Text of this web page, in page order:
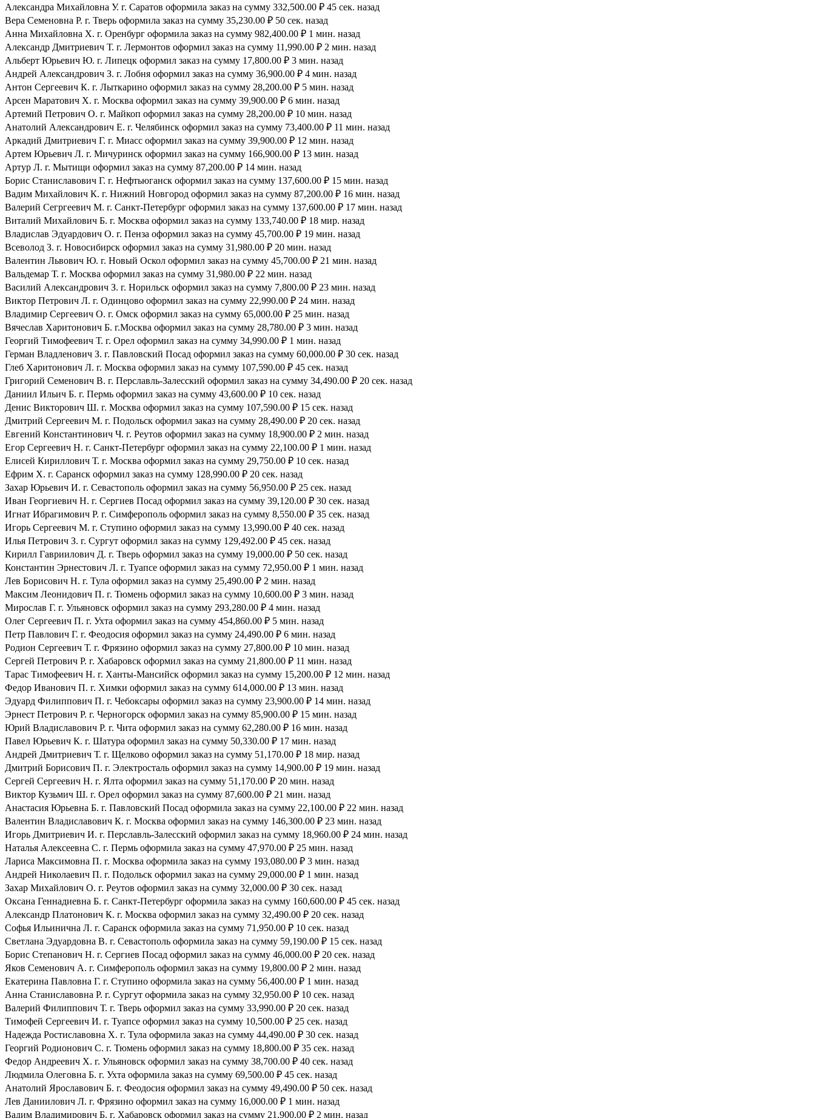
Александра Михайловна У. г. Саратов оформила заказ на сумму 332,500.00 ₽ 45 сек. назад
Вера Семеновна Р. г. Тверь оформила заказ на сумму 35,230.00 ₽ 50 сек. назад
Анна Михайловна Х. г. Оренбург оформила заказ на сумму 982,400.00 ₽ 1 мин. назад
Александр Дмитриевич Т. г. Лермонтов оформил заказ на сумму 11,990.00 ₽ 2 мин. назад
Альберт Юрьевич Ю. г. Липецк оформил заказ на сумму 17,800.00 ₽ 3 мин. назад
Андрей Александрович З. г. Лобня оформил заказ на сумму 36,900.00 ₽ 4 мин. назад
Антон Сергеевич К. г. Лыткарино оформил заказ на сумму 28,200.00 ₽ 5 мин. назад
Арсен Маратович Х. г. Москва оформил заказ на сумму 39,900.00 ₽ 6 мин. назад
Артемий Петрович О. г. Майкоп оформил заказ на сумму 28,200.00 ₽ 10 мин. назад
Анатолий Александрович Е. г. Челябинск оформил заказ на сумму 73,400.00 ₽ 11 мин. назад
Аркадий Дмитриевич Г. г. Миасс оформил заказ на сумму 39,900.00 ₽ 12 мин. назад
Артем Юрьевич Л. г. Мичуринск оформил заказ на сумму 166,900.00 ₽ 13 мин. назад
Артур Л. г. Мытищи оформил заказ на сумму 87,200.00 ₽ 14 мин. назад
Борис Станиславович Г. г. Нефтьюганск оформил заказ на сумму 137,600.00 ₽ 15 мин. назад
Вадим Михайлович К. г. Нижний Новгород оформил заказ на сумму 87,200.00 ₽ 16 мин. назад
Валерий Сегргеевич М. г. Санкт-Петербург оформил заказ на сумму 137,600.00 ₽ 17 мин. назад
Виталий Михайлович Б. г. Москва оформил заказ на сумму 133,740.00 ₽ 18 мир. назад
Владислав Эдуардович О. г. Пенза оформил заказ на сумму 45,700.00 ₽ 19 мин. назад
Всеволод З. г. Новосибирск оформил заказ на сумму 31,980.00 ₽ 20 мин. назад
Валентин Львович Ю. г. Новый Оскол оформил заказ на сумму 45,700.00 ₽ 21 мин. назад
Вальдемар Т. г. Москва оформил заказ на сумму 31,980.00 ₽ 22 мин. назад
Василий Александрович З. г. Норильск оформил заказ на сумму 7,800.00 ₽ 23 мин. назад
Виктор Петрович Л. г. Одинцово оформил заказ на сумму 22,990.00 ₽ 24 мин. назад
Владимир Сергеевич О. г. Омск оформил заказ на сумму 65,000.00 ₽ 25 мин. назад
Вячеслав Харитонович Б. г.Москва оформил заказ на сумму 28,780.00 ₽ 3 мин. назад
Георгий Тимофеевич Т. г. Орел оформил заказ на сумму 34,990.00 ₽ 1 мин. назад
Герман Владленович З. г. Павловский Посад оформил заказ на сумму 60,000.00 ₽ 30 сек. назад
Глеб Харитонович Л. г. Москва оформил заказ на сумму 107,590.00 ₽ 45 сек. назад
Григорий Семенович В. г. Перславль-Залесский оформил заказ на сумму 34,490.00 ₽ 20 сек. назад
Даниил Ильич Б. г. Пермь оформил заказ на сумму 43,600.00 ₽ 10 сек. назад
Денис Викторович Ш. г. Москва оформил заказ на сумму 107,590.00 ₽ 15 сек. назад
Дмитрий Сергеевич М. г. Подольск оформил заказ на сумму 28,490.00 ₽ 20 сек. назад
Евгений Константинович Ч. г. Реутов оформил заказ на сумму 18,900.00 ₽ 2 мин. назад
Егор Сергеевич Н. г. Санкт-Петербург оформил заказ на сумму 22,100.00 ₽ 1 мин. назад
Елисей Кириллович Т. г. Москва оформил заказ на сумму 29,750.00 ₽ 10 сек. назад
Ефрим Х. г. Саранск оформил заказ на сумму 128,990.00 ₽ 20 сек. назад
Захар Юрьевич И. г. Севастополь оформил заказ на сумму 56,950.00 ₽ 25 сек. назад
Иван Георгиевич Н. г. Сергиев Посад оформил заказ на сумму 39,120.00 ₽ 30 сек. назад
Игнат Ибрагимович Р. г. Симферополь оформил заказ на сумму 8,550.00 ₽ 35 сек. назад
Игорь Сергеевич М. г. Ступино оформил заказ на сумму 13,990.00 ₽ 40 сек. назад
Илья Петрович З. г. Сургут оформил заказ на сумму 129,492.00 ₽ 45 сек. назад
Кирилл Гавриилович Д. г. Тверь оформил заказ на сумму 19,000.00 ₽ 50 сек. назад
Константин Эрнестович Л. г. Туапсе оформил заказ на сумму 72,950.00 ₽ 1 мин. назад
Лев Борисович Н. г. Тула оформил заказ на сумму 25,490.00 ₽ 2 мин. назад
Максим Леонидович П. г. Тюмень оформил заказ на сумму 10,600.00 ₽ 3 мин. назад
Мирослав Г. г. Ульяновск оформил заказ на сумму 293,280.00 ₽ 4 мин. назад
Олег Сергеевич П. г. Ухта оформил заказ на сумму 454,860.00 ₽ 5 мин. назад
Петр Павлович Г. г. Феодосия оформил заказ на сумму 24,490.00 ₽ 6 мин. назад
Родион Сергеевич Т. г. Фрязино оформил заказ на сумму 27,800.00 ₽ 10 мин. назад
Сергей Петрович Р. г. Хабаровск оформил заказ на сумму 21,800.00 ₽ 11 мин. назад
Тарас Тимофеевич Н. г. Ханты-Мансийск оформил заказ на сумму 15,200.00 ₽ 12 мин. назад
Федор Иванович П. г. Химки оформил заказ на сумму 614,000.00 ₽ 13 мин. назад
Эдуард Филиппович П. г. Чебоксары оформил заказ на сумму 23,900.00 ₽ 14 мин. назад
Эрнест Петрович Р. г. Черногорск оформил заказ на сумму 85,900.00 ₽ 15 мин. назад
Юрий Владиславович Р. г. Чита оформил заказ на сумму 62,280.00 ₽ 16 мин. назад
Павел Юрьевич К. г. Шатура оформил заказ на сумму 50,330.00 ₽ 17 мин. назад
Андрей Дмитриевич Т. г. Щелково оформил заказ на сумму 51,170.00 ₽ 18 мир. назад
Дмитрий Борисович П. г. Электросталь оформил заказ на сумму 14,900.00 ₽ 19 мин. назад
Сергей Сергеевич Н. г. Ялта оформил заказ на сумму 51,170.00 ₽ 20 мин. назад
Виктор Кузьмич Ш. г. Орел оформил заказ на сумму 87,600.00 ₽ 21 мин. назад
Анастасия Юрьевна Б. г. Павловский Посад оформила заказ на сумму 22,100.00 ₽ 22 мин. назад
Валентин Владиславович К. г. Москва оформил заказ на сумму 146,300.00 ₽ 23 мин. назад
Игорь Дмитриевич И. г. Перславль-Залесский оформил заказ на сумму 18,960.00 ₽ 24 мин. назад
Наталья Алексеевна С. г. Пермь оформила заказ на сумму 47,970.00 ₽ 25 мин. назад
Лариса Максимовна П. г. Москва оформила заказ на сумму 193,080.00 ₽ 3 мин. назад
Андрей Николаевич П. г. Подольск оформил заказ на сумму 29,000.00 ₽ 1 мин. назад
Захар Михайлович О. г. Реутов оформил заказ на сумму 32,000.00 ₽ 30 сек. назад
Оксана Геннадиевна Б. г. Санкт-Петербург оформила заказ на сумму 160,600.00 ₽ 45 сек. назад
Александр Платонович К. г. Москва оформил заказ на сумму 32,490.00 ₽ 20 сек. назад
Софья Ильинична Л. г. Саранск оформила заказ на сумму 71,950.00 ₽ 10 сек. назад
Светлана Эдуардовна В. г. Севастополь оформила заказ на сумму 59,190.00 ₽ 15 сек. назад
Борис Степанович Н. г. Сергиев Посад оформил заказ на сумму 46,000.00 ₽ 20 сек. назад
Яков Семенович А. г. Симферополь оформил заказ на сумму 19,800.00 ₽ 2 мин. назад
Екатерина Павловна Г. г. Ступино оформила заказ на сумму 56,400.00 ₽ 1 мин. назад
Анна Станиславовна Р. г. Сургут оформила заказ на сумму 32,950.00 ₽ 10 сек. назад
Валерий Филиппович Т. г. Тверь оформил заказ на сумму 33,990.00 ₽ 20 сек. назад
Тимофей Сергеевич И. г. Туапсе оформил заказ на сумму 10,500.00 ₽ 25 сек. назад
Надежда Ростиславовна Х. г. Тула оформила заказ на сумму 44,490.00 ₽ 30 сек. назад
Георгий Родионович С. г. Тюмень оформил заказ на сумму 18,800.00 ₽ 35 сек. назад
Федор Андреевич Х. г. Ульяновск оформил заказ на сумму 38,700.00 ₽ 40 сек. назад
Людмила Олеговна Б. г. Ухта оформила заказ на сумму 69,500.00 ₽ 45 сек. назад
Анатолий Ярославович Б. г. Феодосия оформил заказ на сумму 49,490.00 ₽ 50 сек. назад
Лев Даниилович Л. г. Фрязино оформил заказ на сумму 16,000.00 ₽ 1 мин. назад
Вадим Владимирович Б. г. Хабаровск оформил заказ на сумму 21,900.00 ₽ 2 мин. назад